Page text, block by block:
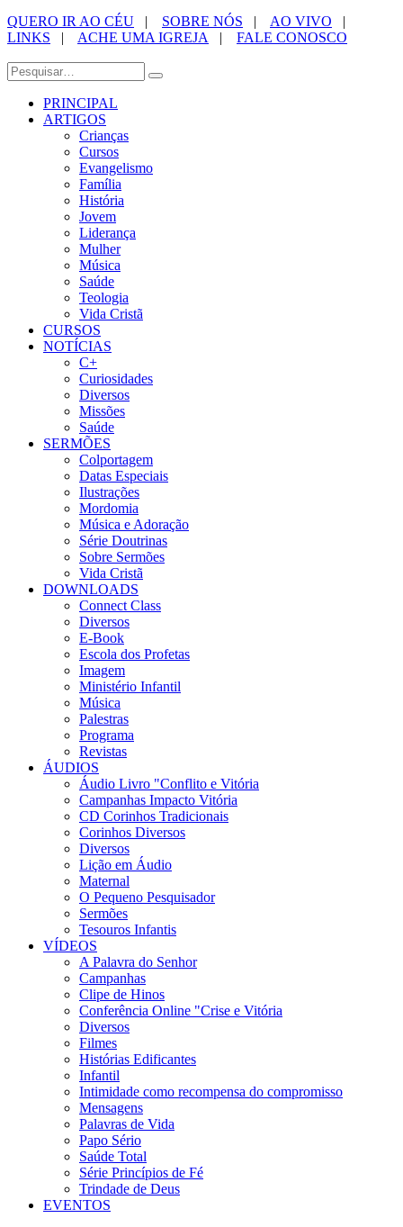
QUERO IR AO CÉU | SOBRE NÓS | AO VIVO |
LINKS | ACHE UMA IGREJA | FALE CONOSCO
PRINCIPAL
ARTIGOS
Crianças
Cursos
Evangelismo
Família
História
Jovem
Liderança
Mulher
Música
Saúde
Teologia
Vida Cristã
CURSOS
NOTÍCIAS
C+
Curiosidades
Diversos
Missões
Saúde
SERMÕES
Colportagem
Datas Especiais
Ilustrações
Mordomia
Música e Adoração
Série Doutrinas
Sobre Sermões
Vida Cristã
DOWNLOADS
Connect Class
Diversos
E-Book
Escola dos Profetas
Imagem
Ministério Infantil
Música
Palestras
Programa
Revistas
ÁUDIOS
Áudio Livro "Conflito e Vitória
Campanhas Impacto Vitória
CD Corinhos Tradicionais
Corinhos Diversos
Diversos
Lição em Áudio
Maternal
O Pequeno Pesquisador
Sermões
Tesouros Infantis
VÍDEOS
A Palavra do Senhor
Campanhas
Clipe de Hinos
Conferência Online "Crise e Vitória
Diversos
Filmes
Histórias Edificantes
Infantil
Intimidade como recompensa do compromisso
Mensagens
Palavras de Vida
Papo Sério
Saúde Total
Série Princípios de Fé
Trindade de Deus
EVENTOS